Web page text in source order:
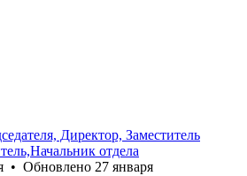
Директор, Заместитель
отдела
• Обновлено 27 января